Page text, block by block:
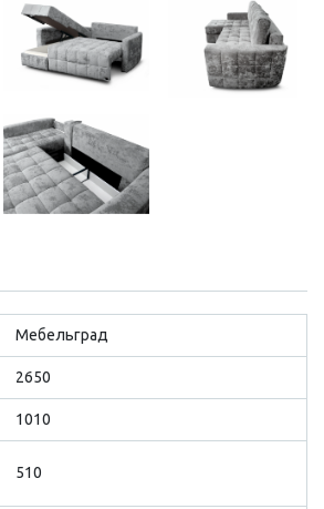
Мебельград
2650
1010
510